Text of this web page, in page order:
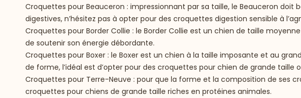
Croquettes pour Beauceron : impressionnant par sa taille, le Beauceron doit
digestives, n’hésitez pas à opter pour des croquettes digestion sensible à
Croquettes pour Border Collie : le Border Collie est un chien de taille
de soutenir son énergie débordante.
Croquettes pour Boxer : le Boxer est un chien à la taille imposante et au
de forme, l’idéal est d’opter pour des croquettes pour chien de grande taille
Croquettes pour Terre-Neuve : pour que la forme et la composition de ses
croquettes pour chiens de grande taille riches en protéines animales.